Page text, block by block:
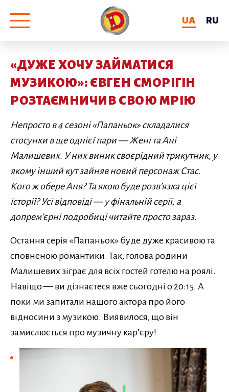
UA
RU
«ДУЖЕ ХОЧУ ЗАЙМАТИСЯ
МУЗИКОЮ»: ЄВГЕН СМОРІГІН
РОЗТАЄМНИЧИВ СВОЮ МРІЮ
Непросто в 4 сезоні «Папаньок» складалися
стосунки в ще однієї пари — Жені та Ані
Малишевих. У них виник своєрідний трикутник, у
якому інший кут зайняв новий персонаж Стас.
Кого ж обере Аня? Та якою буде розв’язка цієї
історії? Усі відповіді — у фінальній серії, а
допрем’єрні подробиці читайте просто зараз.
Остання серія «Папаньок» буде дуже красивою та
сповненою романтики. Так, голова родини
Малишевих зіграє для всіх гостей готелю на роялі.
Навіщо — ви дізнаєтеся вже сьогодні о 20:15. А
поки ми запитали нашого актора про його
відносини з музикою. Виявилося, що він
замислюється про музичну кар’єру!